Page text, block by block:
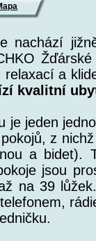
nachází
relaxací a
kvalitní
je jeden
pokojů, z
a bidet).
jsou
na 39